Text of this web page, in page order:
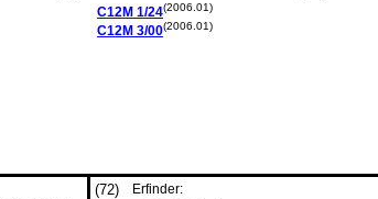
C12M 1/24(2006.01)
C12M 3/00(2006.01)
(72)
Erfinder: